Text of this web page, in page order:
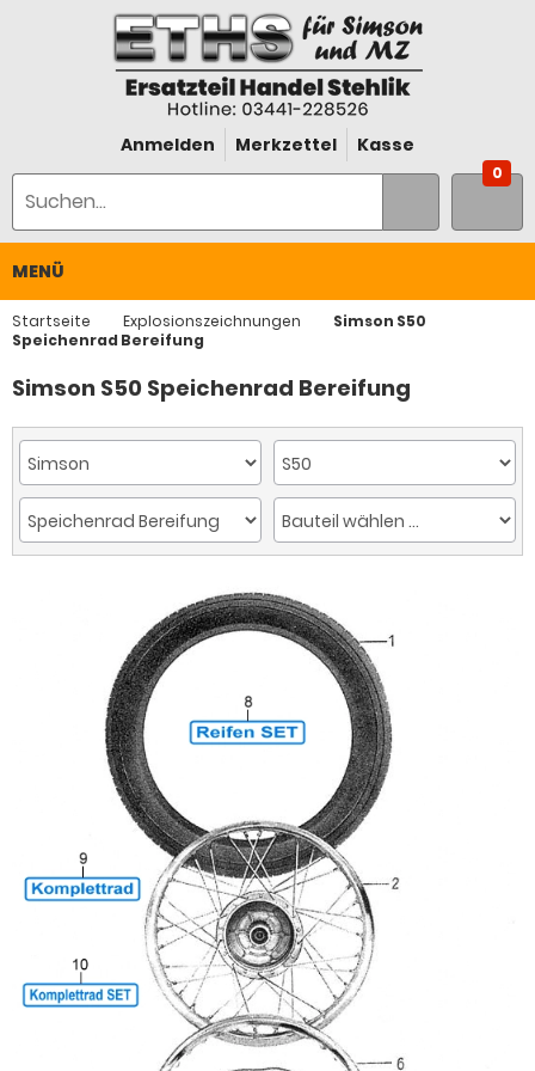
Anmelden Merkzettel Kasse
0
MENÜ
Startseite Explosionszeichnungen
Simson S50
Speichenrad Bereifung
Simson S50 Speichenrad Bereifung